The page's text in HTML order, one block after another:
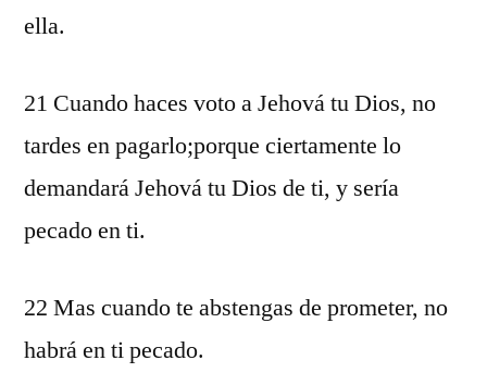
ella.
21 Cuando haces voto a Jehová tu Dios, no
tardes en pagarlo;porque ciertamente lo
demandará Jehová tu Dios de ti, y sería
pecado en ti.
22 Mas cuando te abstengas de prometer, no
habrá en ti pecado.